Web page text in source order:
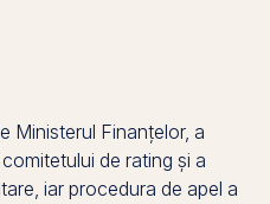
Ministerul Finanțelor, a
de rating și a
iar procedura de apel a